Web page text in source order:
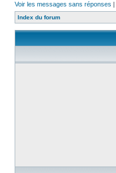
Voir les messages sans réponses |
Index du forum